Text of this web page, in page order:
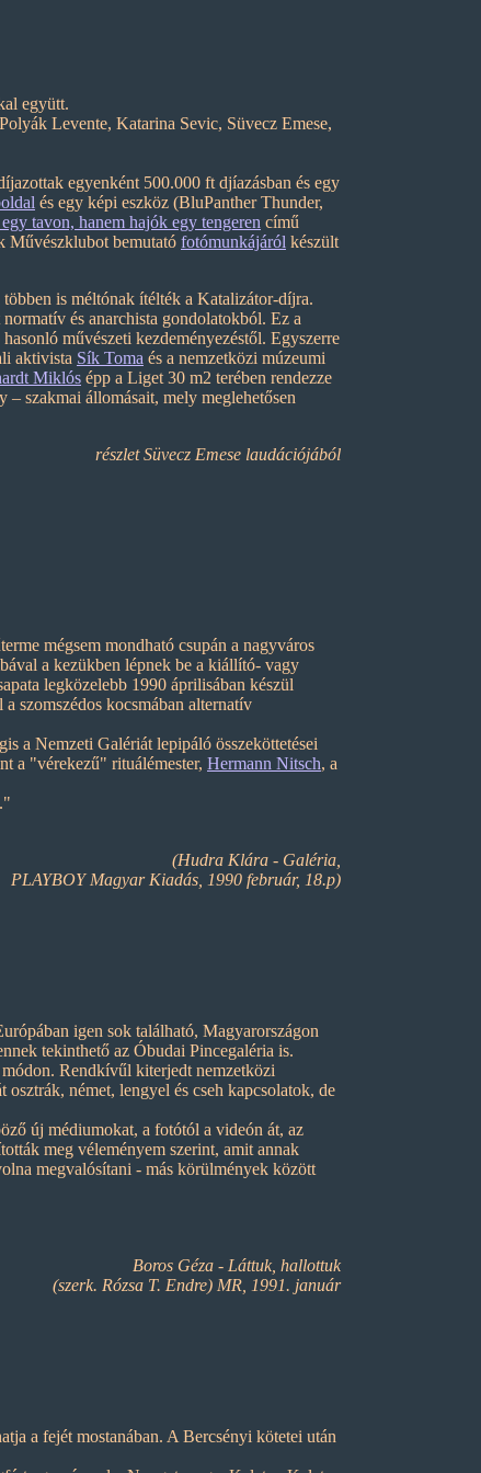
együtt.
Levente, Katarina Sevic, Süvecz Emese,
egyenként 500.000 ft djíazásban és egy
és egy képi eszköz (BluPanther Thunder,
tavon, hanem hajók egy tengeren című
Művészklubot bemutató fotómunkájáról készült
is méltónak ítélték a Katalizátor-díjra.
és anarchista gondolatokból. Ez a
művészeti kezdeményezéstől. Egyszerre
aktivista Sík Toma és a nemzetközi múzeumi
Miklós épp a Liget 30 m2 terében rendezze
szakmai állomásait, mely meglehetősen
részlet Süvecz Emese laudációjából
mégsem mondható csupán a nagyváros
a kezükben lépnek be a kiállító- vagy
legközelebb 1990 áprilisában készül
szomszédos kocsmában alternatív
a Nemzeti Galériát lepipáló összeköttetései
a "vérekezű" rituálémester, Hermann Nitsch, a
(Hudra Klára - Galéria,
PLAYBOY Magyar Kiadás, 1990 február, 18.p)
igen sok található, Magyarországon
tekinthető az Óbudai Pincegaléria is.
Rendkívűl kiterjedt nemzetközi
német, lengyel és cseh kapcsolatok, de
új médiumokat, a fotótól a videón át, az
meg véleményem szerint, amit annak
megvalósítani - más körülmények között
Boros Géza - Láttuk, hallottuk
(szerk. Rózsa T. Endre) MR, 1991. január
a fejét mostanában. A Bercsényi kötetei után